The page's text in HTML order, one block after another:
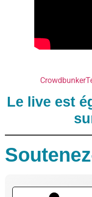
Crowdbunker
Le live est